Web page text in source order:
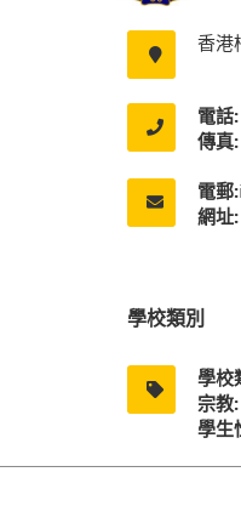
香港
電話:
傳真:
電郵:
網址:
學校類別
學校
宗教:
學生